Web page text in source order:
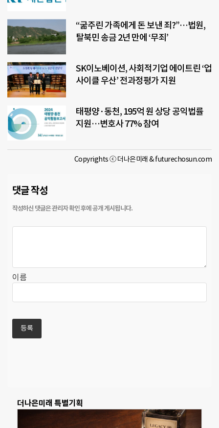
“굶주린 가족에게 돈 보낸 죄?”…법원,
탈북민 송금 2년 만에 ‘무죄’
SK이노베이션, 사회적기업 에이트린 ‘업
사이클 우산’ 전과정평가 지원
태평양·동천, 195억 원 상당 공익법률
지원…변호사 77% 참여
Copyrights ⓒ 더나은미래 & futurechosun.com
댓글 작성
이름
더나은미래 특별기획